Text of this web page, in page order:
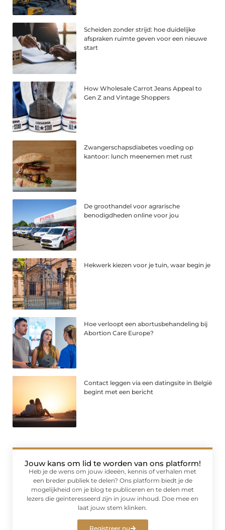
Scheiden zonder strijd: hoe duidelijke
afspraken ruimte geven voor een nieuwe
start
How Wholesale Carrot Jeans Appeal to
Gen Z and Vintage Shoppers
Zwangerschapsdiabetes voeding op
kantoor: lunch meenemen met rust
De groothandel voor agrarische
benodigdheden online voor jou
Hekwerk kiezen voor je tuin, waar begin je
Hoe verloopt een abortusbehandeling bij
Abortion Care Europe?
Contact leggen via een datingsite in België
begint met een bericht
Jouw kans om lid te worden van ons platform!
Heb je de wens om jouw ideeën, kennis of verhalen met
een breder publiek te delen? Ons platform biedt je de
mogelijkheid om je blog te publiceren en te delen met
lezers die geïnteresseerd zijn in jouw inhoud. Doe mee en
laat jouw stem klinken.
Registreer nu